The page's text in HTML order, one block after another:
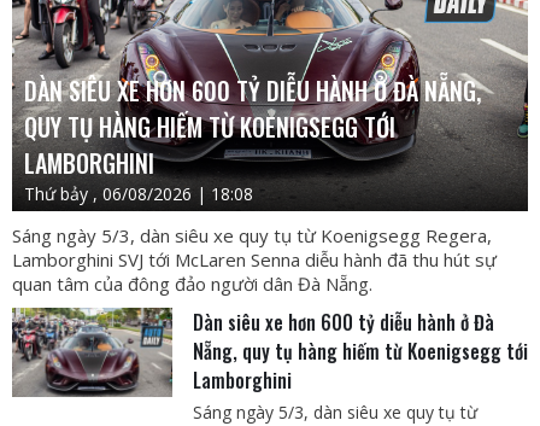
DÀN SIÊU XE HƠN 600 TỶ DIỄU HÀNH Ở ĐÀ NẴNG,
QUY TỤ HÀNG HIẾM TỪ KOENIGSEGG TỚI
LAMBORGHINI
Thứ bảy , 06/08/2026 | 18:08
Sáng ngày 5/3, dàn siêu xe quy tụ từ Koenigsegg Regera,
Lamborghini SVJ tới McLaren Senna diễu hành đã thu hút sự
quan tâm của đông đảo người dân Đà Nẵng.
Dàn siêu xe hơn 600 tỷ diễu hành ở Đà
Nẵng, quy tụ hàng hiếm từ Koenigsegg tới
Lamborghini
Sáng ngày 5/3, dàn siêu xe quy tụ từ